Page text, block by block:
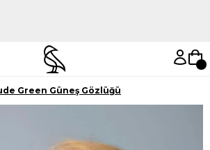
Green Güneş Gözlüğü